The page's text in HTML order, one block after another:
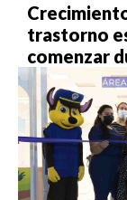
trastorno
comenzar